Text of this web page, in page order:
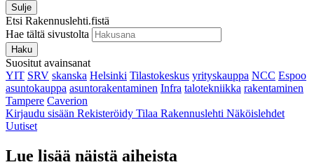
Sulje
Etsi Rakennuslehti.fistä
Hae tältä sivustolta
Haku
Suositut avainsanat
YIT SRV skanska Helsinki Tilastokeskus yrityskauppa NCC Espoo
asuntokauppa asuntorakentaminen Infra talotekniikka rakentaminen
Tampere Caverion
Kirjaudu sisään Rekisteröidy Tilaa Rakennuslehti Näköislehdet
Uutiset
Lue lisää näistä aiheista